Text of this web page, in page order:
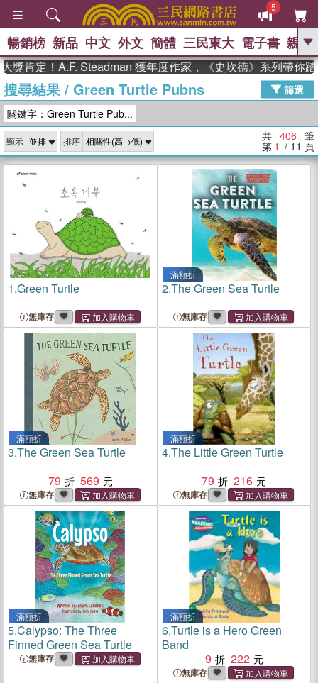
5
GO
熱搜： 東野圭吾 高希均教授回憶錄
、 The Odyssey 、 父親節 、 花開錦
李登輝時代 、 數學女孩：黎曼猜想
、
如果歷史是一
群喵 、 臺灣漫遊錄
暢銷榜 新品 中文 外文 簡體 三民東大 電子書 親子
！A.F. Steadman 獲年度作家，《史坎德》系列帶你踏上熱
搜尋結果/ Green Turtle Pubns
篩選
關鍵字：Green Turtle Pub...
顯示 排序 共 406 筆
第 1 / 11 頁
1.Green Turtle
無庫存
滿額折
2.The Green Sea Turtle
無庫存
滿額折
3.The Green Sea Turtle
79
569
無庫存
滿額折
4.The Little Green Turtle
79
216
無庫存
滿額折
5.Calypso: The Three
Finned Green Sea Turtle
無庫存
滿額折
6.Turtle is a Hero Green
Band
9
222
無庫存